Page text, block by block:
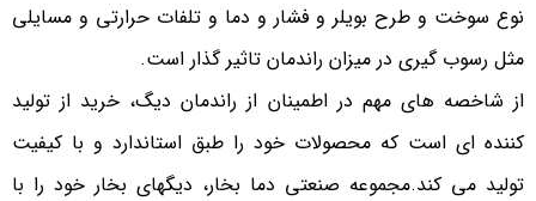
نوع سوخت و طرح بویلر و فشار و دما و تلفات حرارتی و مسایلی
مثل رسوب گیری در میزان راندمان تاثیر گذار است.
از شاخصه های مهم در اطمینان از راندمان دیگ، خرید از تولید
کننده ای است که محصولات خود را طبق استاندارد و با کیفیت
تولید می کند.مجموعه صنعتی دما بخار، دیگهای بخار خود را با